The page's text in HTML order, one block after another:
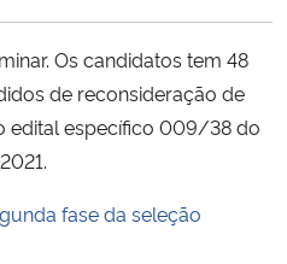
Os candidatos tem 48
de reconsideração de
edital específico 009/38 do
fase da seleção